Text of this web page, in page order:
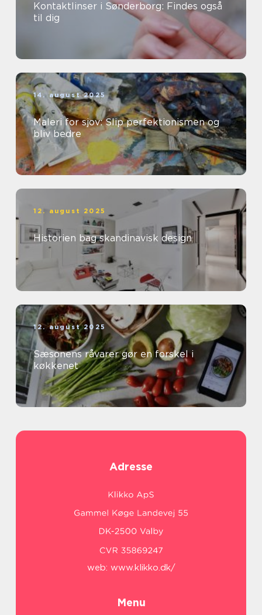
Kontaktlinser i Sønderborg: Findes også
til dig
14. august 2025
Maleri for sjov: Slip perfektionismen og
bliv bedre
12. august 2025
Historien bag skandinavisk design
12. august 2025
Sæsonens råvarer gør en forskel i
køkkenet
Adresse
web: www.klikko.dk/
Menu